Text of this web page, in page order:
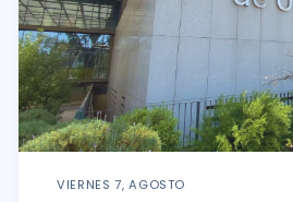
VIERNES 7, AGOSTO